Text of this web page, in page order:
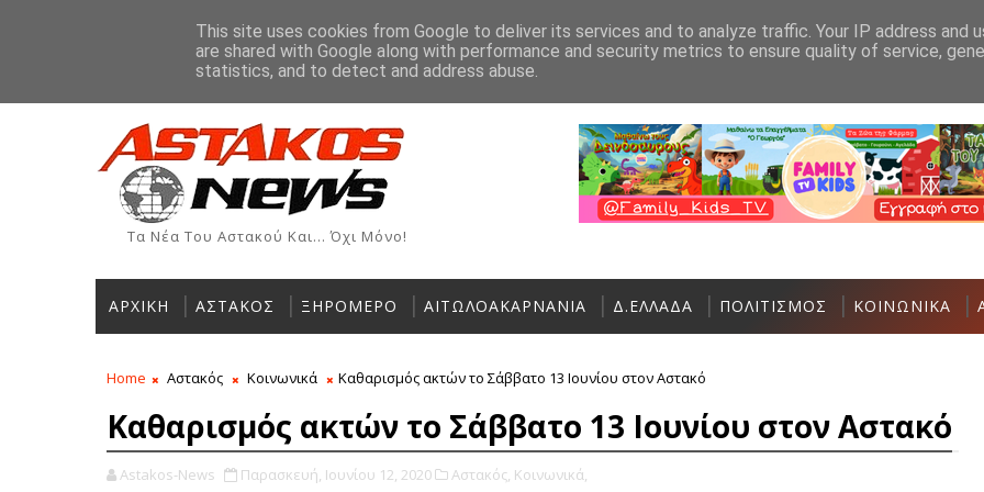
Ιστορία Χρήσιμα Τηλέφωνα Αγγελίες Ανακοίνωση Επικοινωνία
ΡΟΗ ΕΙΔΗΣΕΩΝ ΠΟΛΙΤΙΣΜΌΣ Σήμερα η Έκθεση Τοπικών Προϊόντων
Τα Νέα Του Αστακού Και... Όχι Μόνο!
ΑΡΧΙΚΗ ΑΣΤΑΚΟΣ ΞΗΡΟΜΕΡΟ ΑΙΤΩΛΟΑΚΑΡΝΑΝΙΑ Δ.ΕΛΛΑΔΑ ΠΟΛΙΤΙΣΜΟΣ ΚΟΙΝΩΝΙΚΑ
Home Αστακός Κοινωνικά Καθαρισμός ακτών το Σάββατο 13 Ιουνίου στον Αστακό
Καθαρισμός ακτών το Σάββατο 13 Ιουνίου στον Αστακό
Astakos-News Παρασκευή, Ιουνίου 12, 2020 Αστακός, Κοινωνικά,
This site uses cookies from Google to deliver its services and to analyze traffic. Your IP address and
are shared with Google along with performance and security metrics to ensure quality of service,
statistics, and to detect and address abuse.